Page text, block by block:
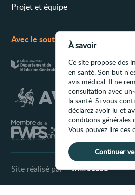
Projet et équipe
Avec le soutien de
Site réalisé par
À savoir
Ce site propose des
en santé. Son but
avis médical. Il ne
consultation avec
la santé. Si vous
déclarez avoir lu et
conditions générales
Vous pouvez lire ces
Continuer